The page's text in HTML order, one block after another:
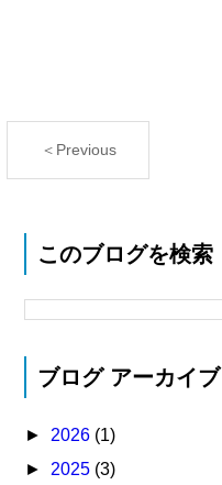
＜Previous
このブログを検索
ブログ アーカイブ
► 2026 (1)
► 2025 (3)